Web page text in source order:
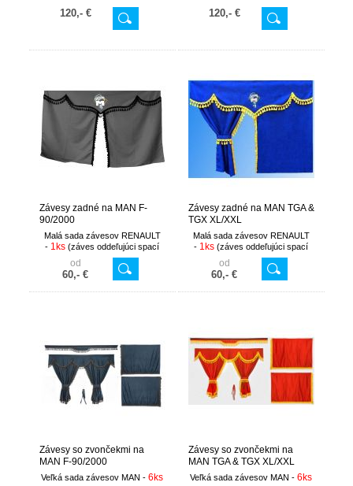
120,- € 120,- €
Závesy zadné na MAN F-
90/2000
Malá sada závesov RENAULT
- 1ks (záves oddeľujúci spací
od
60,- €
Závesy zadné na MAN TGA &
TGX XL/XXL
Malá sada závesov RENAULT
- 1ks (záves oddeľujúci spací
od
60,- €
Závesy so zvončekmi na
MAN F-90/2000
Veľká sada závesov MAN - 6ks
Závesy so zvončekmi na
MAN TGA & TGX XL/XXL
vysoká kabína
Veľká sada závesov MAN - 6ks